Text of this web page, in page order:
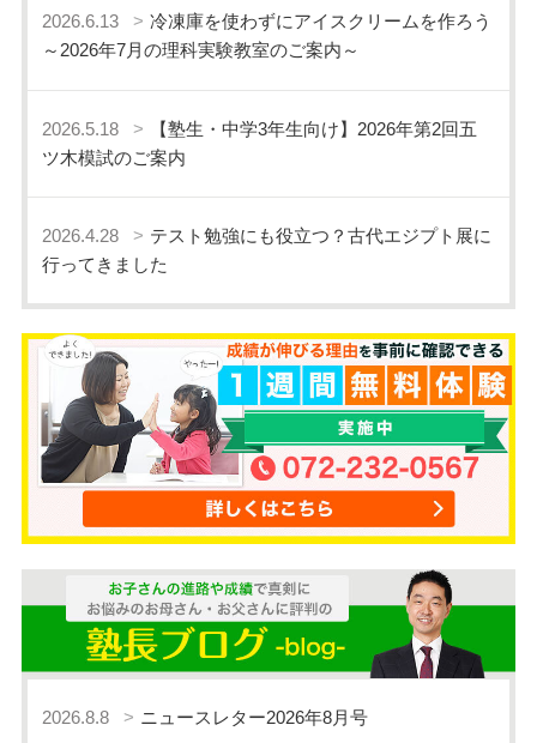
2026.6.13
冷凍庫を使わずにアイスクリームを作ろう
～2026年7月の理科実験教室のご案内～
2026.5.18
【塾生・中学3年生向け】2026年第2回五
ツ木模試のご案内
2026.4.28
テスト勉強にも役立つ？古代エジプト展に
行ってきました
2026.8.8 ニュースレター2026年8月号